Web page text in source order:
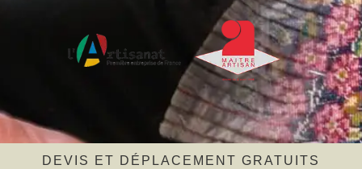
DEVIS ET DÉPLACEMENT GRATUITS